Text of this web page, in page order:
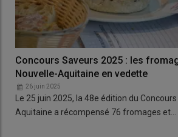
Concours Saveurs 2025 : les
Nouvelle-Aquitaine en vedette
26 juin 2025
Le 25 juin 2025, la 48e édition du
Aquitaine a récompensé 76 fromages et…